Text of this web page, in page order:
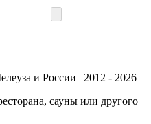
и России | 2012 - 2026
сауны или другого